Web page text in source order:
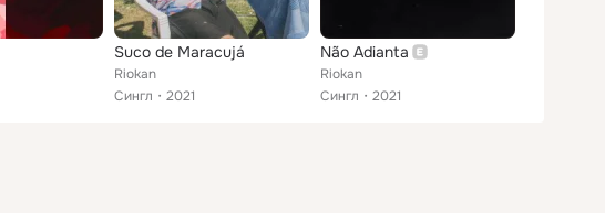
Suco de Maracujá
Riokan
Сингл
2021
Não Adianta
Riokan
Сингл
2021